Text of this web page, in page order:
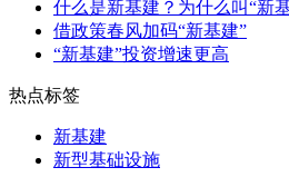
什么是新基建？为什么叫“新
借政策春风加码“新基建”
“新基建”投资增速更高
热点标签
新基建
新型基础设施